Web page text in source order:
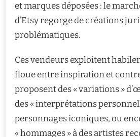
et marques déposées : le
d’Etsy regorge de créations
problématiques.
Ces vendeurs exploitent
floue entre inspiration et
proposent des « variations »
des « interprétations
personnages iconiques, ou
« hommages » à des artistes